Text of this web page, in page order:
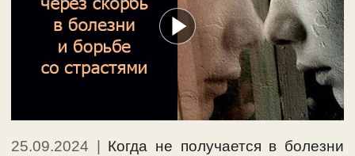
25.09.2024
Когда не получается в болезни